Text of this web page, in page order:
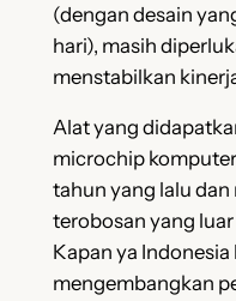
(dengan desain
hari), masih
menstabilkan
Alat yang
microchip
tahun yang lalu
terobosan yang
Kapan ya Indonesia
mengembangkan